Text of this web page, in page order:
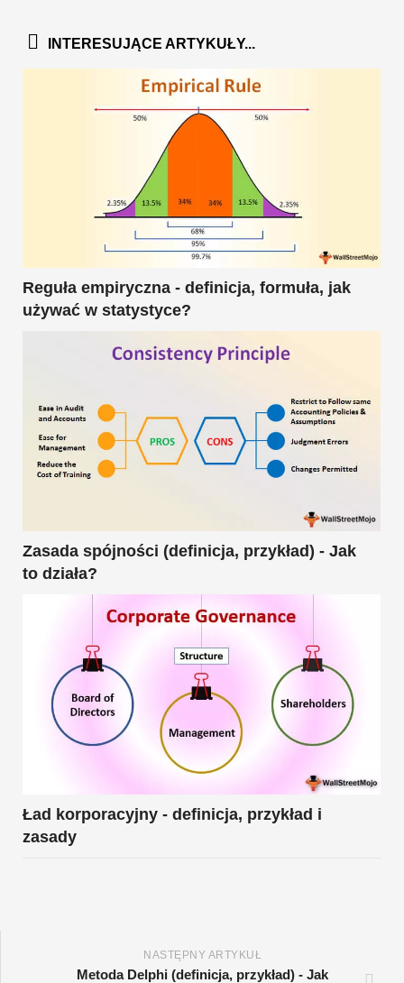
INTERESUJĄCE ARTYKUŁY...
Reguła empiryczna - definicja, formuła, jak
używać w statystyce?
Zasada spójności (definicja, przykład) - Jak
to działa?
Ład korporacyjny - definicja, przykład i
zasady
NASTĘPNY ARTYKUŁ
Metoda Delphi (definicja, przykład) - Jak